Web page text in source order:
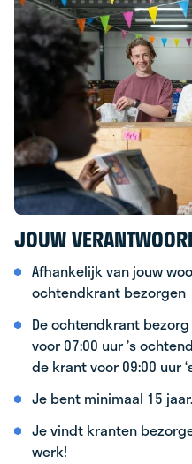
JOUW
Afhankelijk van jouw
ochtendkrant bezorgen
De ochtendkrant
voor 07:00 uur ’s
de krant voor 09:00 uur
Je bent minimaal 15 jaar.
Je vindt kranten
werk!